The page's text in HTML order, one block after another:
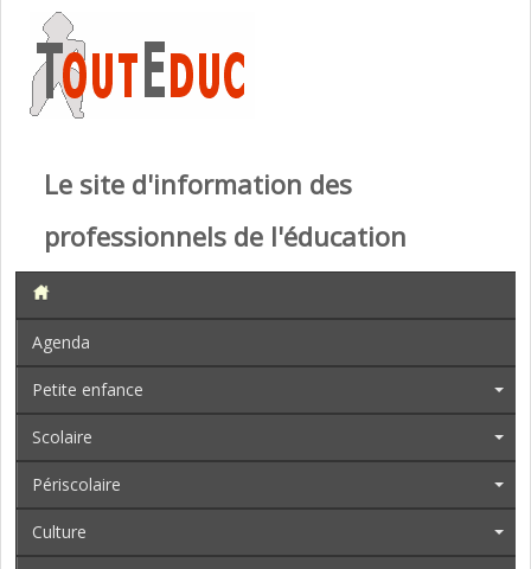
Le site d'information des
professionnels de l'éducation
Agenda
Petite enfance
Scolaire
Périscolaire
Culture